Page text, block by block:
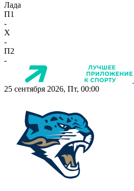
Лада
П1
-
X
-
П2
-
25 сентября 2026, Пт, 00:00